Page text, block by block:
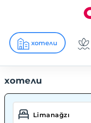
хотели
хотели